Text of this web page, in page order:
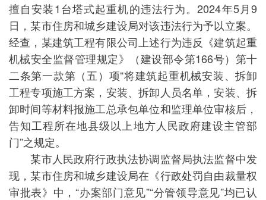
擅自安装1台塔式起重机的违法行为。2024年5月9
日，某市住房和城乡建设局对该违法行为予以立案。
经查，某建筑工程有限公司上述行为违反《建筑起重
机械安全监督管理规定》（建设部令第166号）第十
二条第一款第（五）项“将建筑起重机械安装、拆卸
工程专项施工方案，安装、拆卸人员名单，安装、拆
卸时间等材料报施工总承包单位和监理单位审核后，
告知工程所在地县级以上地方人民政府建设主管部
门”之规定。
某市人民政府行政执法协调监督局执法监督中发
现，某市住房和城乡建设局在《行政处罚自由裁量权
审批表》中，“办案部门意见”“分管领导意见”均已认